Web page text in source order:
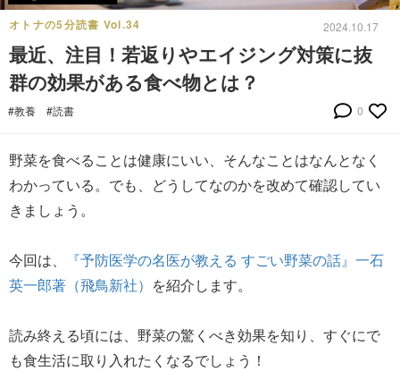
オトナの5分読書 Vol.34 2024.10.17
最近、注目！若返りやエイジング対策に抜
群の効果がある食べ物とは？
#教養 #読書 0
野菜を食べることは健康にいい、そんなことはなんとなく
わかっている。でも、どうしてなのかを改めて確認してい
きましょう。
今回は、
『予防医学の名医が教える すごい野菜の話』一石
英一郎著（飛鳥新社） を紹介します。
読み終える頃には、野菜の驚くべき効果を知り、すぐにで
も食生活に取り入れたくなるでしょう！